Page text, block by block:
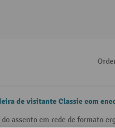
de visitante Classic com
do assento em rede de formato